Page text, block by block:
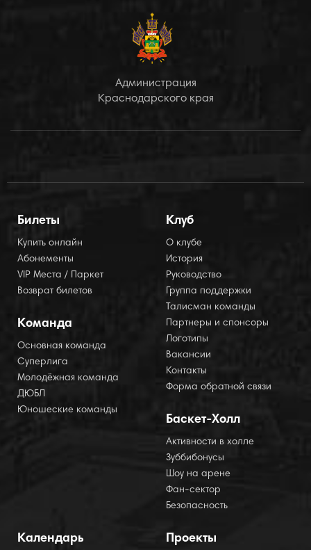
Администрация
Краснодарского края
Билеты
Купить онлайн
Абонементы
VIP Места / Паркет
Возврат билетов
Команда
Основная команда
Суперлига
Молодёжная команда
ДЮБЛ
Юношеские команды
Клуб
О клубе
История
Руководство
Группа поддержки
Талисман команды
Партнеры и спонсоры
Логотипы
Вакансии
Контакты
Форма обратной связи
Баскет-Холл
Активности в холле
Зуббибонусы
Шоу на арене
Фан-сектор
Безопасность
Календарь Проекты